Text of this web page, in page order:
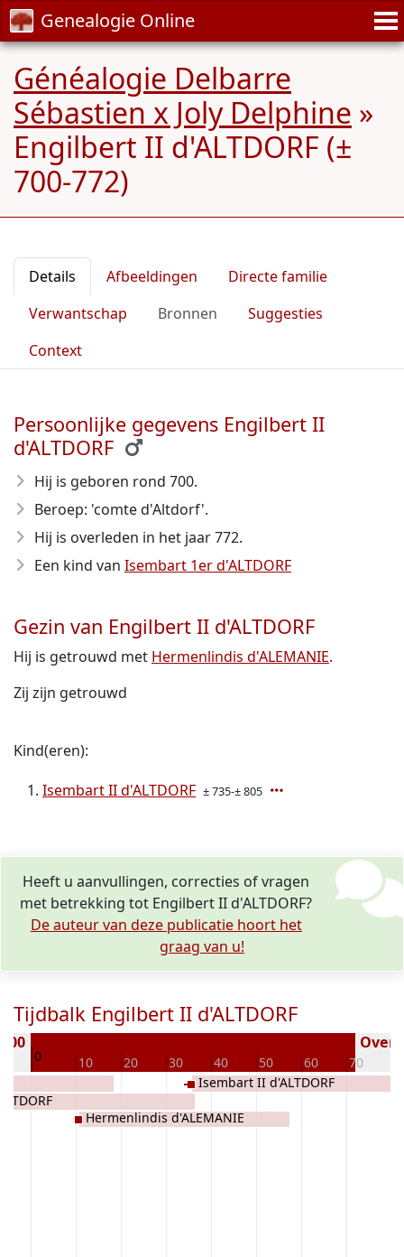
Genealogie Online
Généalogie Delbarre
Sébastien x Joly Delphine »
Engilbert II d'ALTDORF (±
700-772)
Details Afbeeldingen
Directe familie
Verwantschap
Bronnen
Suggesties
Context
Persoonlijke gegevens Engilbert II
d'ALTDORF
Hij is geboren rond 700.
Beroep: 'comte d'Altdorf'.
Hij is overleden in het jaar 772.
Een kind van Isembart 1er d'ALTDORF
Gezin van Engilbert II d'ALTDORF
Hij is getrouwd met Hermenlindis d'ALEMANIE.
Zij zijn getrouwd
Kind(eren):
Isembart II d'ALTDORF ± 735-± 805
Heeft u aanvullingen, correcties of vragen
met betrekking tot Engilbert II d'ALTDORF?
De auteur van deze publicatie hoort het
graag van u!
Tijdbalk Engilbert II d'ALTDORF
0 10 20 30 40 50 60 70
Hermenlindis d'ALEMANIE
Isembart II d'ALTDORF